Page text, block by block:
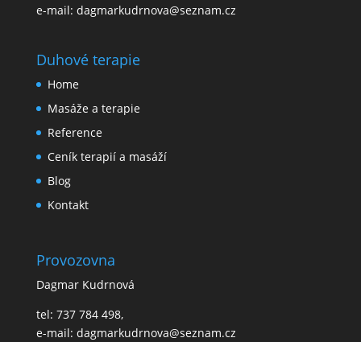
e-mail: dagmarkudrnova@seznam.cz
Duhové terapie
Home
Masáže a terapie
Reference
Ceník terapií a masáží
Blog
Kontakt
Provozovna
Dagmar Kudrnová
tel: 737 784 498,
e-mail: dagmarkudrnova@seznam.cz